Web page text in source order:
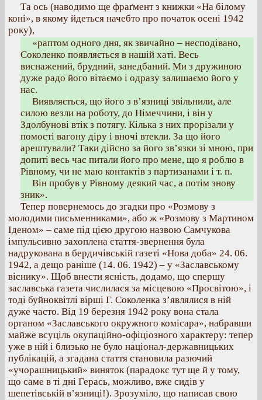
Та ось (наводимо ще фраґмент з книжки «На білому
коні», в якому йдеться начебто про початок осені 1942
року),
«раптом одного дня, як звичайно – несподівано,
Соколенко появляється в нашій хаті. Весь
виснажений, брудний, занедбаний. Ми з дружиною
дуже радо його вітаємо і одразу залишаємо його у
нас.
Виявляється, що його з в’язниці звільнили, але
силою везли на роботу, до Німеччини, і він у
Здолбунові втік з потягу. Кілька з них прорізали у
помості вагону діру і вночі втекли. За що його
арештували? Таки дійсно за його зв’язки зі мною, при
допиті весь час питали його про мене, що я роблю в
Рівному, чи не маю контактів з партизанами і т. п.
Він пробув у Рівному деякий час, а потім знову
зник».
Тепер повернемось до згадки про «Розмову з
молодими письменниками», або ж «Розмову з Мартином
Іденом» – саме під цією другою назвою Самчукова
імпульсивно захоплена стаття-звернення була
надрукована в бердичівській газеті «Нова доба» 24. 06.
1942, а дещо раніше (14. 06. 1942) – у «Заславському
віснику». Щоб внести ясність, додамо, що спершу
заславська газета числилася за місцевою «Просвітою», і
тоді буйноквітлі вірші Г. Соколенка з’являлися в ній
дуже часто. Від 19 березня 1942 року вона стала
органом «Заславського окружного комісара», набравши
майже всуціль окупаційно-офіціозного характеру: тепер
уже в ній і близько не було націонал-державницьких
публікацій, а згадана стаття становила разючий
«учорашницький» виняток (парадокс тут ще й у тому,
що саме в ті дні Герась, можливо, вже сидів у
шепетівській в’язниці!). Зрозуміло, що написав свою